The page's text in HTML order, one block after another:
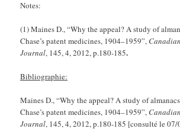
Notes:
(1) Maines D., “Why the appeal? A study of
Chase’s patent medicines, 1904–1959”,
Journal, 145, 4, 2012, p.180-185.
Bibliographie:
Maines D., “Why the appeal? A study of
Chase’s patent medicines, 1904–1959”,
Journal, 145, 4, 2012, p.180-185 [consulté le